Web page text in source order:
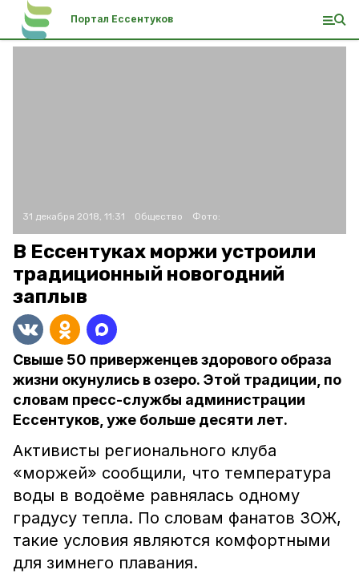
Портал Ессентуков
31 декабря 2018, 11:31 Общество Фото:
В Ессентуках моржи устроили
традиционный новогодний
заплыв
Свыше 50 приверженцев здорового образа
жизни окунулись в озеро. Этой традиции, по
словам пресс-службы администрации
Ессентуков, уже больше десяти лет.
Активисты регионального клуба
«моржей» сообщили, что температура
воды в водоёме равнялась одному
градусу тепла. По словам фанатов ЗОЖ,
такие условия являются комфортными
для зимнего плавания.